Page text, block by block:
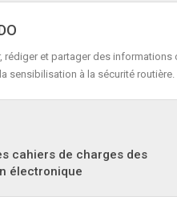
rédiger et partager des
sensibilisation à la sécurité
cahiers de charges des
électronique